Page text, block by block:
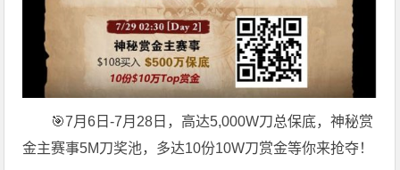
🎯7月6日-7月28日，高达5,000W刀总保底，神秘赏
金主赛事5M刀奖池，多达10份10W刀赏金等你来抢夺！